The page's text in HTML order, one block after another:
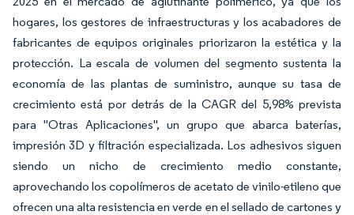
hogares, los gestores de infraestructuras y los acabadores de
fabricantes de equipos originales priorizaron la estética y la
protección. La escala de volumen del segmento sustenta la
economía de las plantas de suministro, aunque su tasa de
crecimiento está por detrás de la CAGR del 5,98% prevista
para "Otras Aplicaciones", un grupo que abarca baterías,
impresión 3D y filtración especializada. Los adhesivos siguen
siendo un nicho de crecimiento medio constante,
aprovechando los copolímeros de acetato de vinilo-etileno que
ofrecen una alta resistencia en verde en el sellado de cartones y